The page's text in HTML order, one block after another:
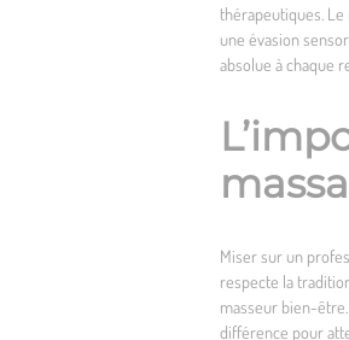
thérapeutiques.
une évasion
absolue à chaque
Miser sur un
respecte la
masseur bien-
différence pour